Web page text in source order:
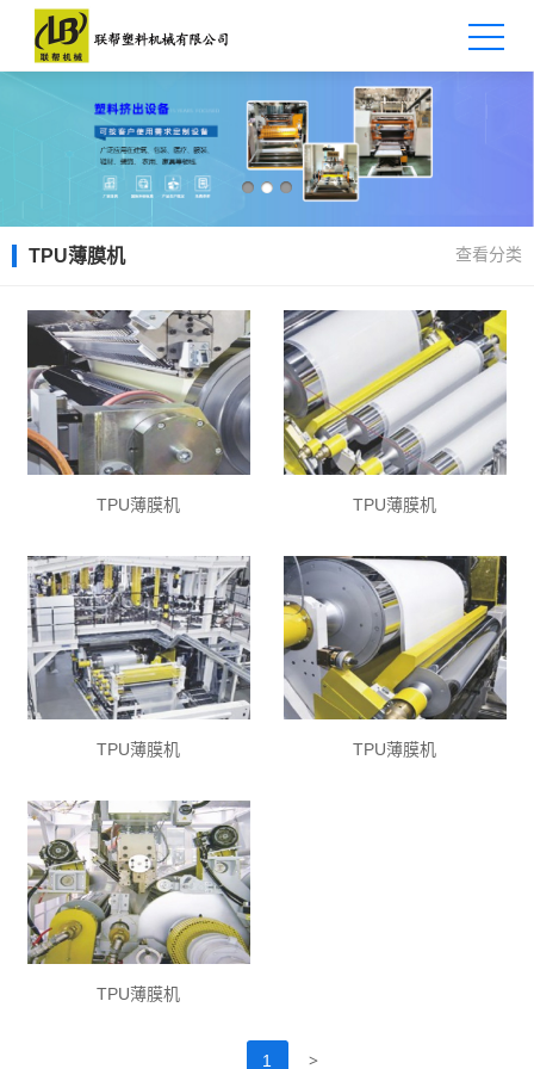
TPU薄膜机 查看分类
TPU薄膜机 TPU薄膜机
TPU薄膜机 TPU薄膜机
TPU薄膜机
1 >